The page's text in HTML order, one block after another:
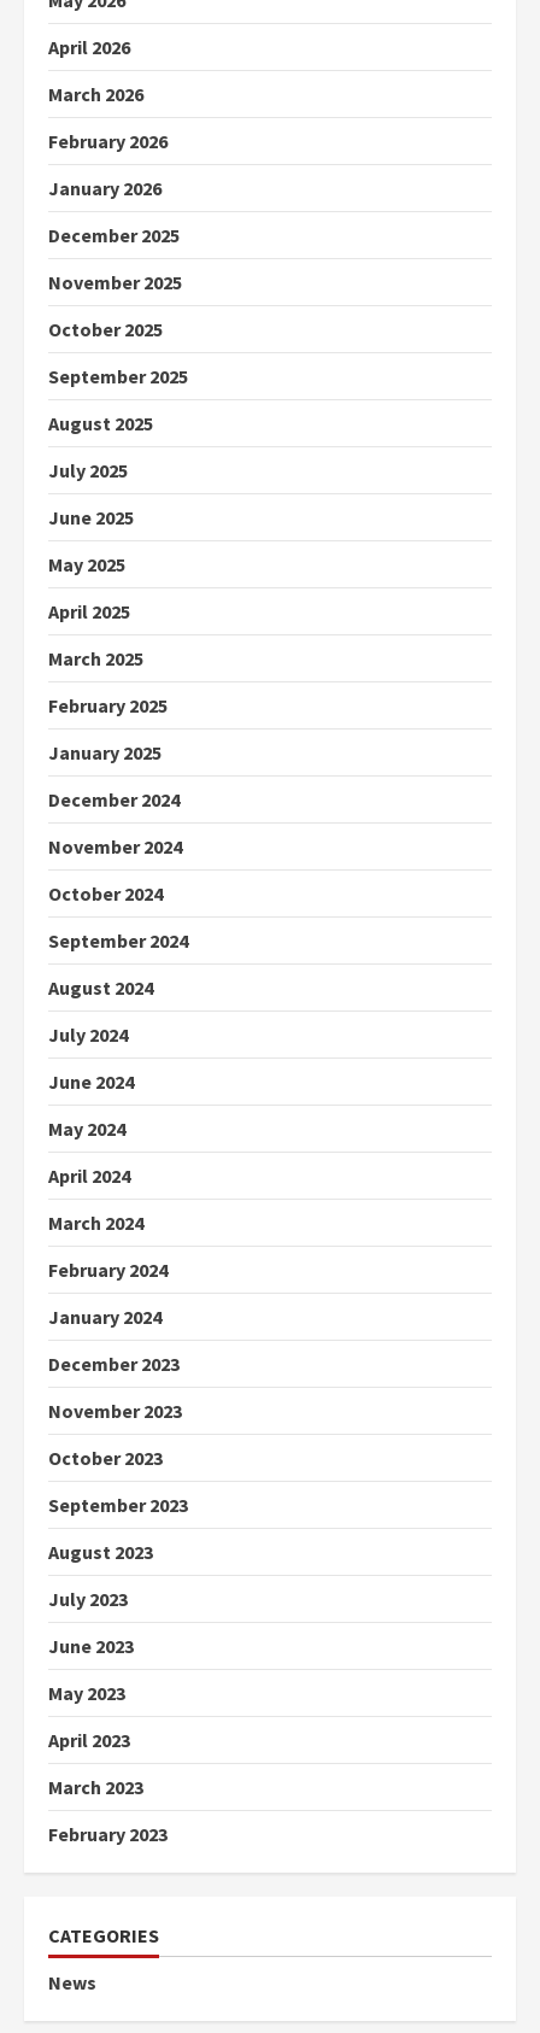
April 2026
March 2026
February 2026
January 2026
December 2025
November 2025
October 2025
September 2025
August 2025
July 2025
June 2025
May 2025
April 2025
March 2025
February 2025
January 2025
December 2024
November 2024
October 2024
September 2024
August 2024
July 2024
June 2024
May 2024
April 2024
March 2024
February 2024
January 2024
December 2023
November 2023
October 2023
September 2023
August 2023
July 2023
June 2023
May 2023
April 2023
March 2023
February 2023
CATEGORIES
News